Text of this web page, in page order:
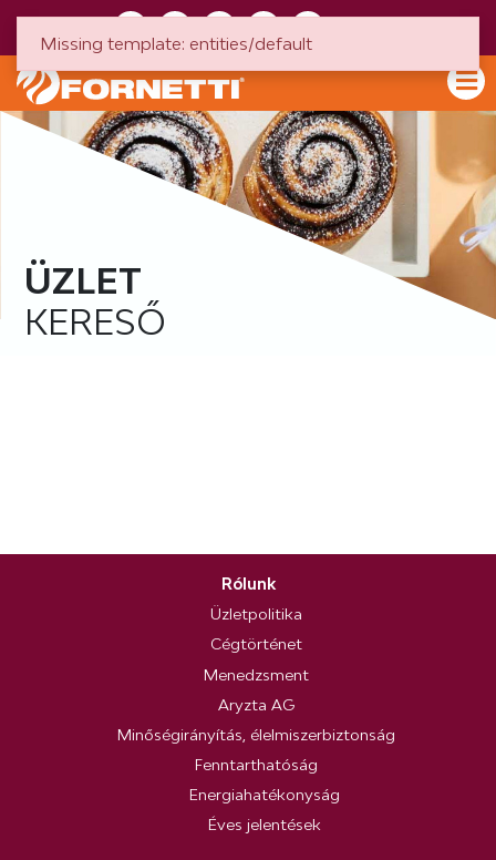
ÜZLET
KERESŐ
Rólunk
Üzletpolitika
Cégtörténet
Menedzsment
Aryzta AG
Minőségirányítás, élelmiszerbiztonság
Fenntarthatóság
Energiahatékonyság
Éves jelentések